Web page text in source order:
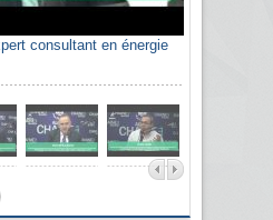
consultant en énergie